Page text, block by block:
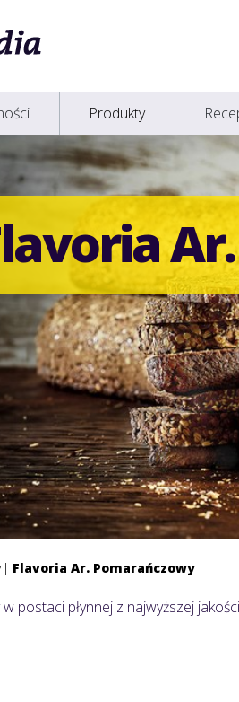
Produkty
Flavoria Ar. Pomarańczowy
postaci płynnej z najwyższej